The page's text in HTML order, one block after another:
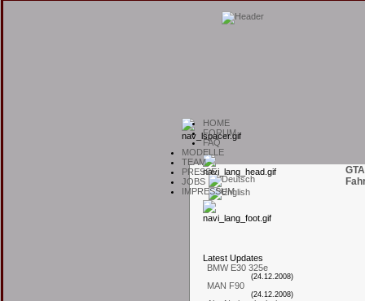
HOME
FORUM
FAQ
MODELLE
TEAM
PRESSE
JOBS
IMPRESSUM
L atest Updates
BMW E30 325e
(24.12.2008)
MAN F90
(24.12.2008)